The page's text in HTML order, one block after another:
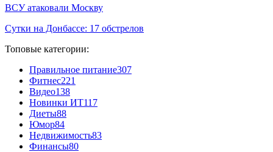
ВСУ атаковали Москву
Сутки на Донбассе: 17 обстрелов
Топовые категории:
Правильное питание307
Фитнес221
Видео138
Новинки ИТ117
Диеты88
Юмор84
Недвижимость83
Финансы80